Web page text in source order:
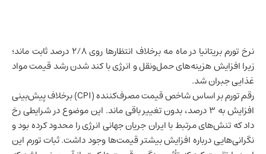
نرخ تورمبریتانیا
در ماه مه برخلاف انتظارها روی ۲/۸ درصد ثابت ماند؛
زیرا افزایش هزینه‌های حمل‌ونقل و انرژی با کند شدن رشد قیمت مواد
غذایی جبران شد.
رقم تورم بر اساس شاخص قیمت مصرف‌کننده (CPI) برخلاف پیش‌بینی
افزایش به ۳ درصد، بدون تغییر باقی ماند. این موضوع در شرایطی رخ
داد که تنش‌های مرتبط باایرانجریان جهانی انرژی را محدود کرده بود و
نگرانی‌هایی درباره افزایش بیشتر قیمت‌ها وجود داشت. ثبات تورم این